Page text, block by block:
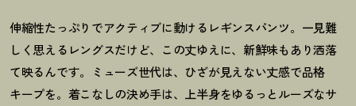
伸縮性たっぷりでアクティブに動けるレギンスパンツ。一見難
しく思えるレングスだけど、この丈ゆえに、新鮮味もあり洒落
て映るんです。ミューズ世代は、ひざが見えない丈感で品格
キープを。着こなしの決め手は、上半身をゆるっとルーズなサ